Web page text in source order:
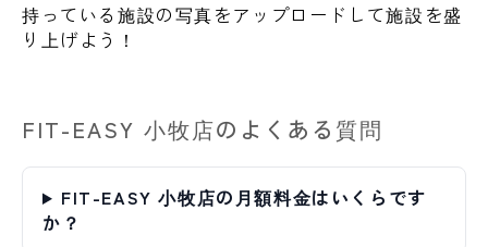
持っている施設の写真をアップロードして施設を盛
り上げよう！
FIT-EASY 小牧店のよくある質問
FIT-EASY 小牧店の月額料金はいくらです
か？